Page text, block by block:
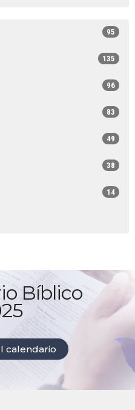
95
135
96
83
49
38
14
Bíblico
calendario